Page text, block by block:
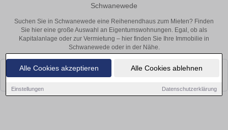
Alle Cookies akzeptieren Alle Cookies ablehnen
Einstellungen Datenschutzerklärung
Schwanewede
Suchen Sie in Schwanewede eine Reihenendhaus zum Mieten? Finden
Sie hier eine große Auswahl an Eigentumswohnungen. Egal, ob als
Kapitalanlage oder zur Vermietung – hier finden Sie Ihre Immobilie in
Schwanewede oder in der Nähe.
Leider konnten wir derzeit keine passenden Objekte finden. Schauen Sie
bald wieder vorbei!